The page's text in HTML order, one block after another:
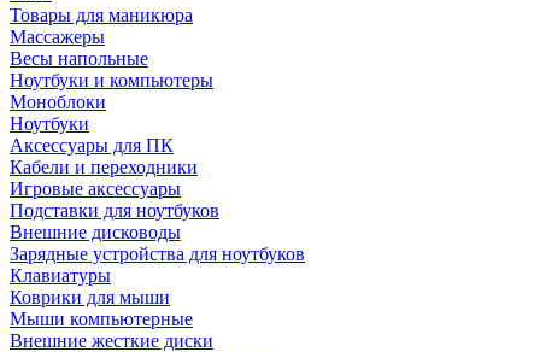
Товары для маникюра
Массажеры
Весы напольные
Ноутбуки и компьютеры
Моноблоки
Ноутбуки
Аксессуары для ПК
Кабели и переходники
Игровые аксессуары
Подставки для ноутбуков
Внешние дисководы
Зарядные устройства для ноутбуков
Клавиатуры
Коврики для мыши
Мыши компьютерные
Внешние жесткие диски